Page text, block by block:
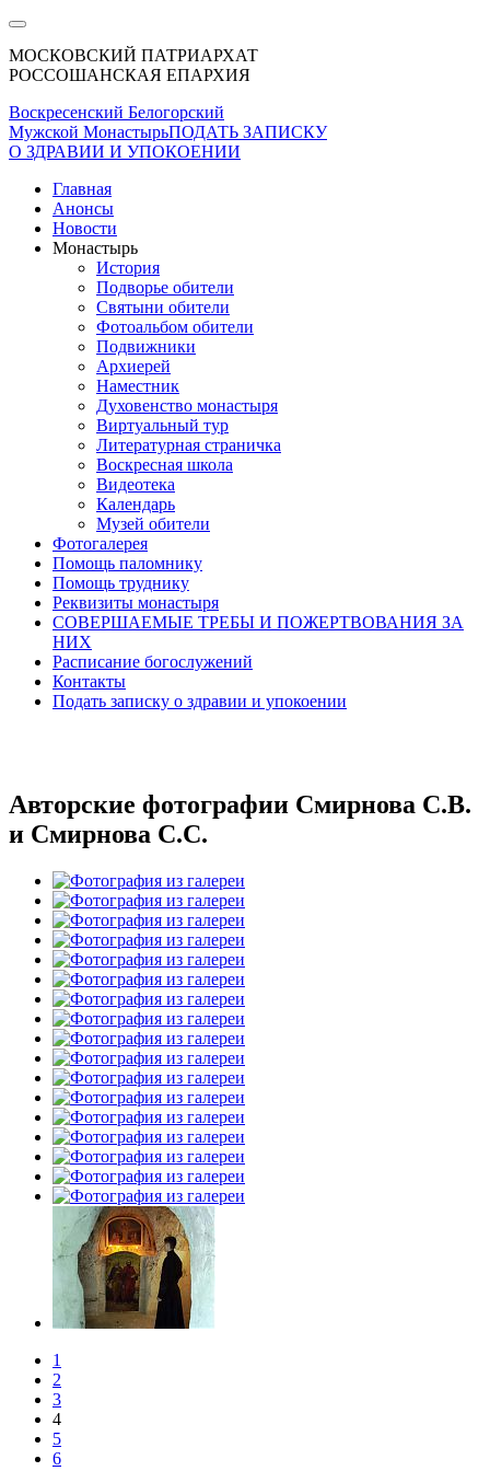
МОСКОВСКИЙ ПАТРИАРХАТ
РОССОШАНСКАЯ ЕПАРХИЯ
Воскресенский Белогорский
Мужской МонастырьПОДАТЬ ЗАПИСКУ
О ЗДРАВИИ И УПОКОЕНИИ
Главная
Анонсы
Новости
Монастырь
История
Подворье обители
Святыни обители
Фотоальбом обители
Подвижники
Архиерей
Наместник
Духовенство монастыря
Виртуальный тур
Литературная страничка
Воскресная школа
Видеотека
Календарь
Музей обители
Фотогалерея
Помощь паломнику
Помощь труднику
Реквизиты монастыря
СОВЕРШАЕМЫЕ ТРЕБЫ И ПОЖЕРТВОВАНИЯ ЗА
НИХ
Расписание богослужений
Контакты
Подать записку о здравии и упокоении
Авторские фотографии Смирнова С.В.
и Смирнова С.С.
1
2
3
4
5
6